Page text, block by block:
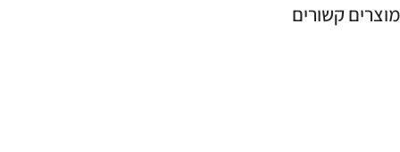
מוצרים קשורים